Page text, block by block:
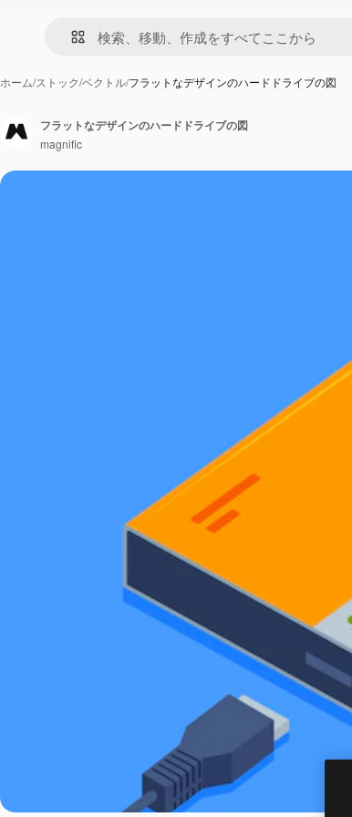
ホーム/ストック/ベクトル/フラットなデザインのハードドライブの図
フラットなデザインのハードドライブの図
magnific